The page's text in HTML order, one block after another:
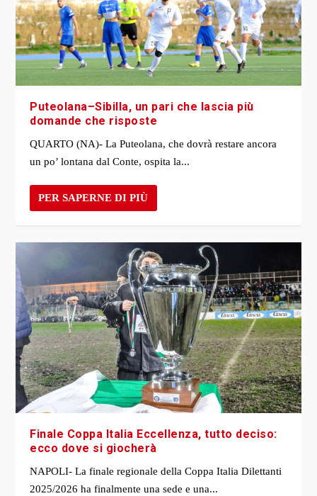
Puteolana–Sibilla, un pari che lascia più
domande che risposte
QUARTO (NA)- La Puteolana, che dovrà restare ancora
un po’ lontana dal Conte, ospita la...
PER SAPERNE DI PIÙ
Finale Coppa Italia Eccellenza, tutto deciso:
ecco dove si giocherà
NAPOLI- La finale regionale della Coppa Italia Dilettanti
2025/2026 ha finalmente una sede e una...